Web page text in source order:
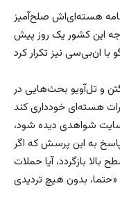
هسته‌ای‌اش صلح‌آمیز
این کشور یک روز پیش
و تل‌آویو بحث‌هایی در
هسته‌ای خودداری کند
سایت شواهدی دیده شود،
به این پرسش که اگر
بازگردد، آیا حملات